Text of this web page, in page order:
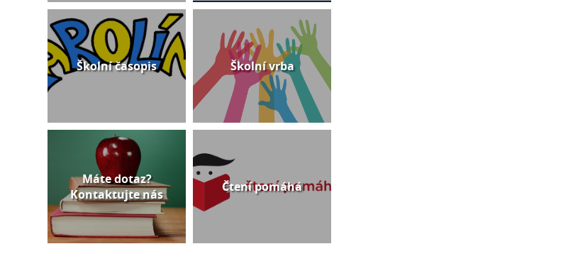
Školní časopis Školní vrba
Máte dotaz?
Kontaktujte nás
Čtení pomáhá